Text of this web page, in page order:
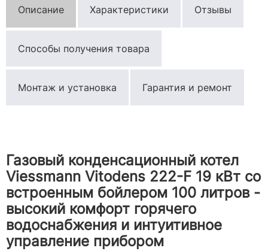
Описание Характеристики Отзывы
Способы получения товара
Монтаж и установка Гарантия и ремонт
Газовый конденсационный котел
Viessmann Vitodens 222-F 19 кВт со
встроенным бойлером 100 литров -
высокий комфорт горячего
водоснабжения и интуитивное
управление прибором